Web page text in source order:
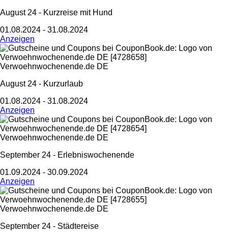
August 24 - Kurzreise mit Hund
01.08.2024 - 31.08.2024
Anzeigen
Verwoehnwochenende.de DE
August 24 - Kurzurlaub
01.08.2024 - 31.08.2024
Anzeigen
Verwoehnwochenende.de DE
September 24 - Erlebniswochenende
01.09.2024 - 30.09.2024
Anzeigen
Verwoehnwochenende.de DE
September 24 - Städtereise